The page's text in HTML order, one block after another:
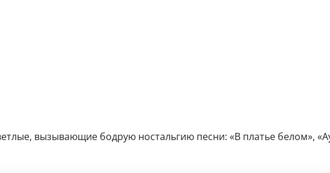
вызывающие бодрую ностальгию песни: «В платье белом»,